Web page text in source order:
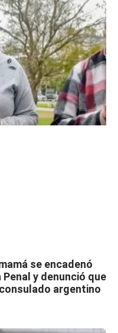
se encadenó
y denunció que
argentino